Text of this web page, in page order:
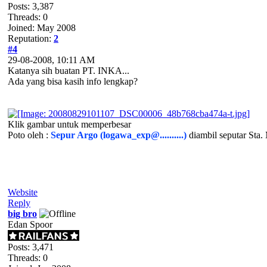
Posts: 3,387
Threads: 0
Joined: May 2008
Reputation: 2
#4
29-08-2008, 10:11 AM
Katanya sih buatan PT. INKA...
Ada yang bisa kasih info lengkap?
Klik gambar untuk memperbesar
Poto oleh : Sepur Argo (logawa_exp@..........) diambil seputar Sta.
Website
Reply
big bro
Edan Spoor
Posts: 3,471
Threads: 0